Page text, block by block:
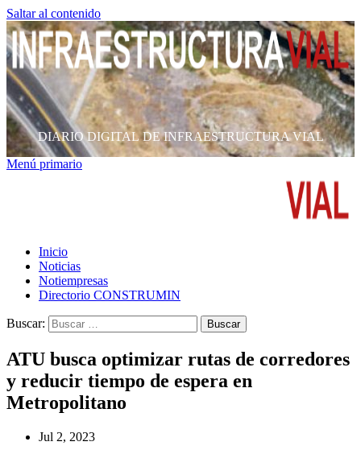
Saltar al contenido
DIARIO DIGITAL DE INFRAESTRUCTURA VIAL
Menú primario
Inicio
Noticias
Notiempresas
Directorio CONSTRUMIN
Buscar:
ATU busca optimizar rutas de corredores
y reducir tiempo de espera en
Metropolitano
Jul 2, 2023